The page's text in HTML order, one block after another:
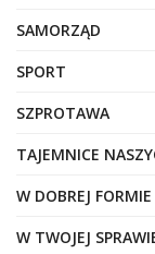
SAMORZĄD
SPORT
SZPROTAWA
TAJEMNICE
W DOBREJ FORMIE
W TWOJEJ